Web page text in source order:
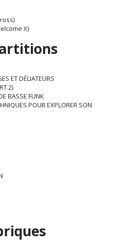
X)
ET DÉLIATEURS
BASSE FUNK
POUR EXPLORER SON